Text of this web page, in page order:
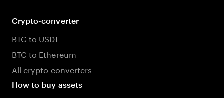
Crypto-converter
BTC to USDT
BTC to Ethereum
All crypto converters
How to buy assets